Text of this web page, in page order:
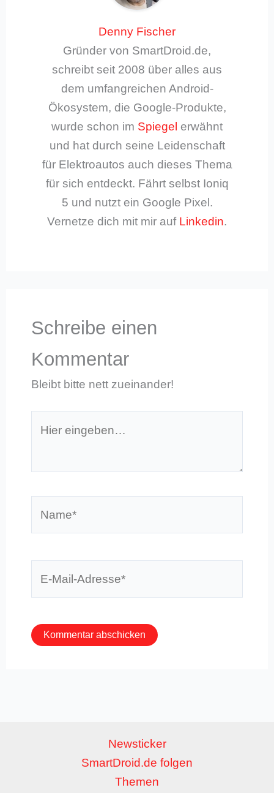
Denny Fischer
Gründer von SmartDroid.de,
schreibt seit 2008 über alles aus
dem umfangreichen Android-
Ökosystem, die Google-Produkte,
wurde schon im Spiegel erwähnt
und hat durch seine Leidenschaft
für Elektroautos auch dieses Thema
für sich entdeckt. Fährt selbst Ioniq
5 und nutzt ein Google Pixel.
Vernetze dich mit mir auf Linkedin.
Schreibe einen
Kommentar
Bleibt bitte nett zueinander!
eingeben…
Newsticker
SmartDroid.de folgen
Themen